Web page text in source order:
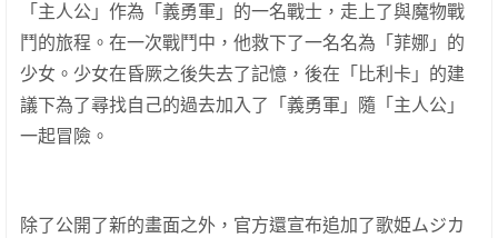
「主人公」作為「義勇軍」的一名戰士，走上了與魔物戰
鬥的旅程。在一次戰鬥中，他救下了一名名為「菲娜」的
少女。少女在昏厥之後失去了記憶，後在「比利卡」的建
議下為了尋找自己的過去加入了「義勇軍」隨「主人公」
一起冒險。
除了公開了新的畫面之外，官方還宣布追加了歌姫ムジカ